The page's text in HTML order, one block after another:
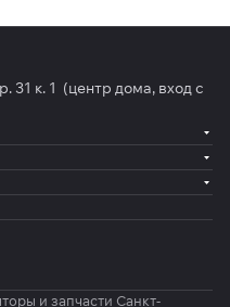
31 к. 1 (центр дома, вход с
и запчасти Санкт-